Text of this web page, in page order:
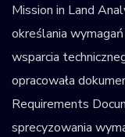
Mission in Land
określania
wsparcia
opracowała
Requirements
sprecyzowania